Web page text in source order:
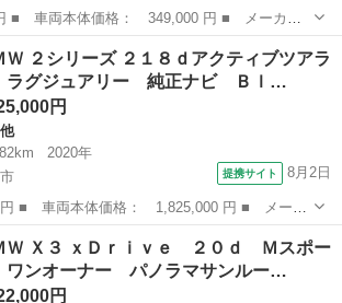
： １シリーズ ■ グレード名： １１６
・Ｂｌｕｅｔｏｏｔｈ・バックカメラ・キー
Ｗ ２シリーズ ２１８ｄアクティブツアラ
グジュアリー 純正ナビ Ｂｌ…
円
2020年
提携サイト 8月2日
名： ２シリーズ ■ グレード名： ２１８
ラグジュアリー 純正ナビ Ｂｌｕｅｔｏｏ
Ｗ Ｘ３ ｘＤｒｉｖｅ ２０ｄ Ｍスポー
ンオーナー パノラマサンルー…
円